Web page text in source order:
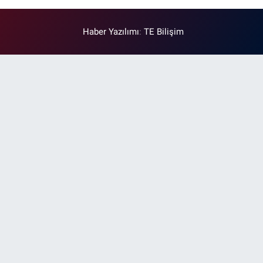
Haber Yazılımı:TE Bilişim